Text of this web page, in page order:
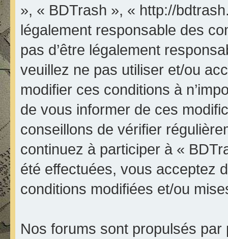
», « BDTrash », « http://
légalement responsable des
pas d’être légalement
veuillez ne pas utiliser et/ou
modifier ces conditions à
de vous informer de ces
conseillons de vérifier
continuez à participer à «
été effectuées, vous acceptez
conditions modifiées et/ou
Nos forums sont propulsés